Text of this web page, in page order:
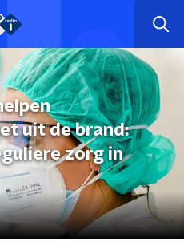
uit de brand:
zorg in